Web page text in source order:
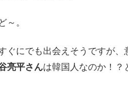
～。
ぐにでも出会えそうですが、
亮平さんは韓国人なのか！？